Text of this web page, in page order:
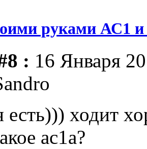
руками АС1 и
: 16 Января
ходит
ас1а?